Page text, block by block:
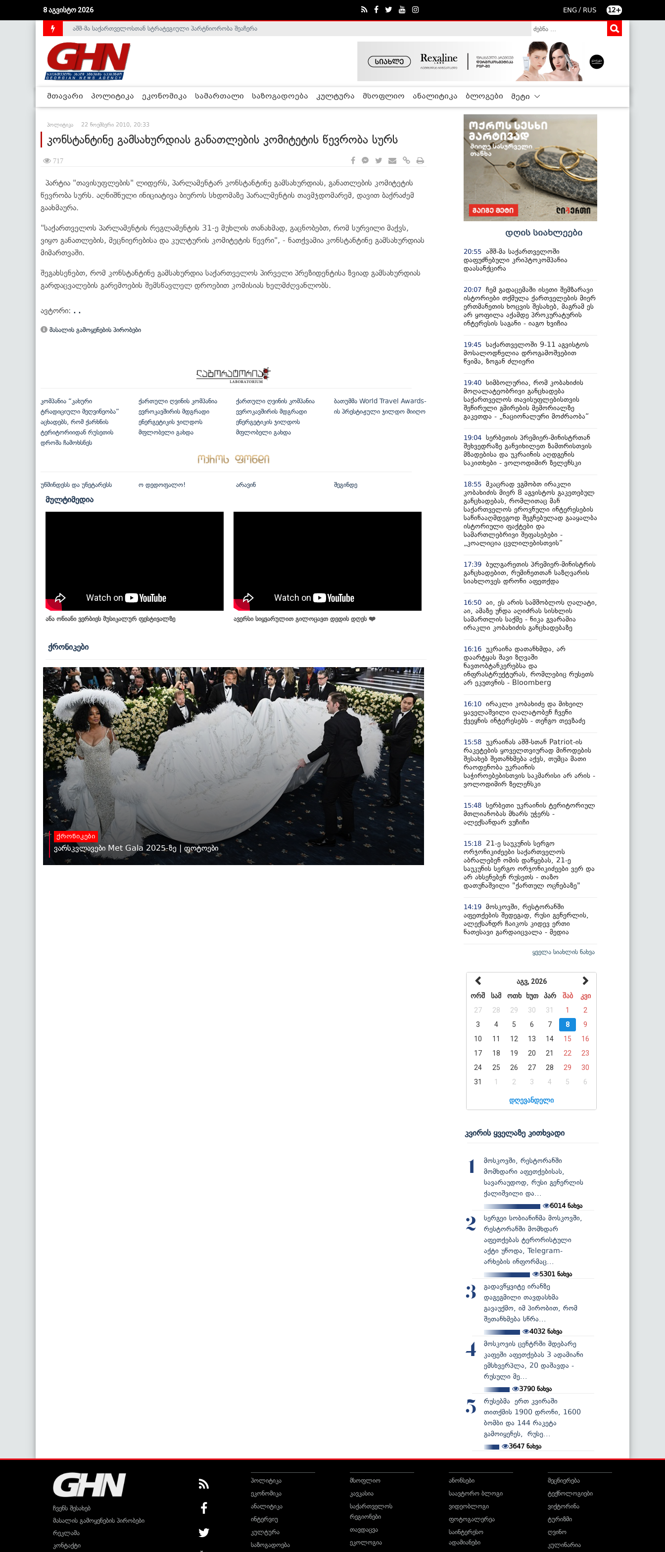
8 აგვისტო 2026 ENG / RUS 12+
საქართველოს დე-ფაქტო მთავრობა არალეგიტიმურია - ჰელსინკის კომისია
აშშ-მა საქართველოსთან სტრატეგიული პარტნიორობა შეაჩერა
მთავარი პოლიტიკა ეკონომიკა სამართალი საზოგადოება კულტურა მსოფლიო ანალიტიკა ბლოგები მეტი
პოლიტიკა 22 ნოემბერი 2010, 20:33
კონსტანტინე გამსახურდიას განათლების კომიტეტის წევრობა სურს
717
პარტია "თავისუფლების" ლიდერს, პარლამენტარ კონსტანტინე გამსახურდიას, განათლების კომიტეტის
წევრობა სურს. აღნიშნული ინიციატივა ბიუროს სხდომაზე პარალმენტის თავმჯდომარემ, დავით ბაქრაძემ
გაახმაურა.
"საქართველოს პარლამენტის რეგლამენტის 31-ე მუხლის თანახმად, გაცნობებთ, რომ სურვილი მაქვს,
ვიყო განათლების, მეცნიერებისა და კულტურის კომიტეტის წევრი", - ნათქვამია კონსტანტინე გამსახურდიას
მიმართვაში.
შეგახსენებთ, რომ კონსტანტინე გამსახურდია საქართველოს პირველი პრეზიდენტისა ზვიად გამსახურდიას
გარდაცვალების გარემოების შემსწავლელ დროებით კომისიას ხელმძღვანლობს.
ავტორი: . .
მასალის გამოყენების პირობები
კომპანია “კახური
ტრადიციული მეღვინეობა”
აცხადებს, რომ ქარხნის
ტერიტორიიდან რუსეთის
დროშა ჩამოხსნეს
ქართული ღვინის კომპანია
ევროკავშირის მდგრადი
ენერგეტიკის ჯილდოს
მფლობელი გახდა
ქართული ღვინის კომპანია
ევროკავშირის მდგრადი
ენერგეტიკის ჯილდოს
მფლობელი გახდა
ბათუმმა World Travel Awards-
ის პრესტიჟული ჯილდო მიიღო
უწმინდესს და უნეტარესს ო დედოფალო! არავინ შეგინდე
მულტიმედია
ანა ონიანი ვერბიეს მუსიკალურ ფესტივალზე ავერსი სიყვარულით გილოცავთ დედის დღეს ❤️
ქრონიკები
ქრონიკები
ვარსკვლავები Met Gala 2025-ზე | ფოტოები
დღის სიახლეები
20:55 აშშ-მა საქართველოში
დაფუძნებული კრიპტოკომპანია
დაასანქცირა
20:07 ჩემ გადაცემაში ისეთი შემზარავი
ისტორიები თქმულა ქართველების მიერ
ერთმანეთის ხოცვის შესახებ, მაგრამ ეს
არ ყოფილა აქამდე პროკურატურის
ინტერესის საგანი - იაგო ხვიჩია
19:45 საქართველოში 9-11 აგვისტოს
მოსალოდნელია დროგამოშვებით
წვიმა, ზოგან ძლიერი
19:40 სიმბოლურია, რომ კობახიძის
მოღალატეობრივი განცხადება
საქართველოს თავისუფლებისთვის
შეწირული გმირების მემორიალზე
გაკეთდა - „ნაციონალური მოძრაობა“
19:04 სერბეთის პრემიერ-მინისტრთან
შეხვედრაზე განვიხილეთ ზამთრისთვის
მზადებისა და უკრაინის აღდგენის
საკითხები - ვოლოდიმირ ზელენსკი
18:55 მკაცრად ვგმობთ ირაკლი
კობახიძის მიერ 8 აგვისტოს გაკეთებულ
განცხადებას, რომლითაც მან
საქართველოს ეროვნული ინტერესების
საწინააღმდეგოდ შეგნებულად გააყალბა
ისტორიული ფაქტები და
სამართლებრივი შეფასებები -
„კოალიცია ცვლილებისთვის“
17:39 ბულგარეთის პრემიერ-მინისტრის
განცხადებით, რუმინეთთან საზღვარის
სიახლოვეს დრონი აფეთქდა
16:50 აი, ეს არის სამშობლოს ღალატი,
აი, ამაზე უნდა აღიძრას სისხლის
სამართლის საქმე - ნიკა გვარამია
ირაკლი კობახიძის განცხადებაზე
16:16 უკრაინა დათანხმდა, არ
დაარტყას შავი ზღვაში
ნავთობტანკერებსა და
ინფრასტრუქტურას, რომლებიც რუსეთს
არ ეკუთვნის - Bloomberg
16:10 ირაკლი კობახიძე და მიხეილ
ყაველაშვილი ღალატობენ ჩვენი
ქვეყნის ინტერესებს - თენგო თევზაძე
15:58 უკრაინას აშშ-სთან Patriot-ის
რაკეტების ყოველთვიურად მიწოდების
შესახებ შეთანხმება აქვს, თუმცა მათი
რაოდენობა უკრაინის
საჭიროებებისთვის საკმარისი არ არის -
ვოლოდიმირ ზელენსკი
15:48 სერბეთი უკრაინის ტერიტორიულ
მთლიანობას მხარს უჭერს -
ალექსანდარ ვუჩიჩი
15:18
21-ე საუკუნის სერგო
ორჯონიკიძეები საქართველოს
აბრალებენ ომის დაწყებას, 21-ე
საუკუნის სერგო ორჯონიკიძეები ვერ და
არ ახსენებენ რუსეთს - თაზო
დათუნაშვილი "ქართულ ოცნებაზე"
14:19 მოსკოვში, რესტორანში
აფეთქების შედეგად, რუსი გენერლის,
ალექსანდრ ჩაიკოს კიდევ ერთი
ნათესავი გარდაიცვალა - მედია
ყველა სიახლის ნახვა
აგვ, 2026
ორშ
სამ ოთხ ხუთ პარ შაბ
კვი
27
28 29 30 31 1
2
3
4 5 6 7 8
9
10
11 12 13 14 15
16
17
18 19 20 21 22
23
24
25 26 27 28 29
30
31
1 2 3 4 5 6
დღევანდელი
კვირის ყველაზე კითხვადი
1
მოსკოვში, რესტორანში
მომხდარი აფეთქებისას,
სავარაუდოდ, რუსი გენერლის
ქალიშვილი და...
6014ნახვა
2
სერგეი სობიანინმა მოსკოვში,
რესტორანში მომხდარ
აფეთქებას ტერორისტული
აქტი უწოდა, Telegram-
არხების ინფორმაც...
5301 ნახვა
3
გადავწყვიტე ირანზე
დაგეგმილი თავდასხმა
გავაუქმო, იმ პირობით, რომ
შეთანხმება სწრა...
4032ნახვა
4
მოსკოვის ცენტრში მდებარე
კაფეში აფეთქებას 3 ადამიანი
ემსხვერპლა, 20 დაშავდა -
რუსული მე...
3790ნახვა
5
რუსებმა ერთ კვირაში
თითქმის 1900 დრონი, 1600
ბომბი და 144 რაკეტა
გამოიყენეს, რუსე...
3647 ნახვა
ჩვენს შესახებ
მასალის გამოყენების პირობები
რეკლამა
კონტაქტი
პოლიტიკა
ეკონომიკა
ანალიტიკა
ინტერვიუ
კულტურა
საზოგადოება
მსოფლიო
კავკასია
საქართველოს
რეგიონები
თავდაცვა
ეკოლოგია
ანონსები
საავტორო ბლოგი
ვიდეობლოგი
ფოტოგალერეა
საინტერესო
ადამიანები
მეცნიერება
ტექნოლოგიები
ვიქტორინა
ტურიზმი
ღვინო
კულინარია